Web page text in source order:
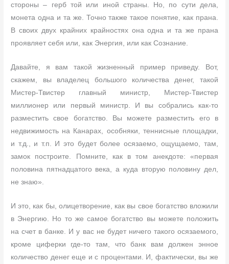
стороны – герб той или иной страны. Но, по сути дела,
монета одна и та же. Точно также такое понятие, как прана.
В своих двух крайних крайностях она одна и та же прана
проявляет себя или, как Энергия, или как Сознание.
Давайте, я вам такой жизненный пример приведу. Вот,
скажем, вы владелец большого количества денег, такой
Мистер-Твистер главный министр, Мистер-Твистер
миллионер или первый министр. И вы собрались как-то
разместить свое богатство. Вы можете разместить его в
недвижимость на Канарах, особняки, теннисные площадки,
и т.д., и т.п. И это будет более осязаемо, ощущаемо, там,
замок построите. Помните, как в том анекдоте: «первая
половина пятнадцатого века, а куда вторую половину дел,
не знаю».
И это, как бы, олицетворение, как вы свое богатство вложили
в Энергию. Но то же самое богатство вы можете положить
на счет в банке. И у вас не будет ничего такого осязаемого,
кроме циферки где-то там, что банк вам должен энное
количество денег еще и с процентами. И, фактически, вы же